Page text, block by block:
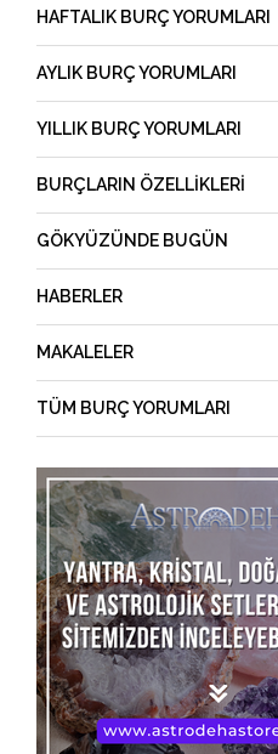
HAFTALIK BURÇ YORUMLARI
AYLIK BURÇ YORUMLARI
YILLIK BURÇ YORUMLARI
BURÇLARIN ÖZELLIKLERI
GÖKYÜZÜNDE BUGÜN
HABERLER
MAKALELER
TÜM BURÇ YORUMLARI